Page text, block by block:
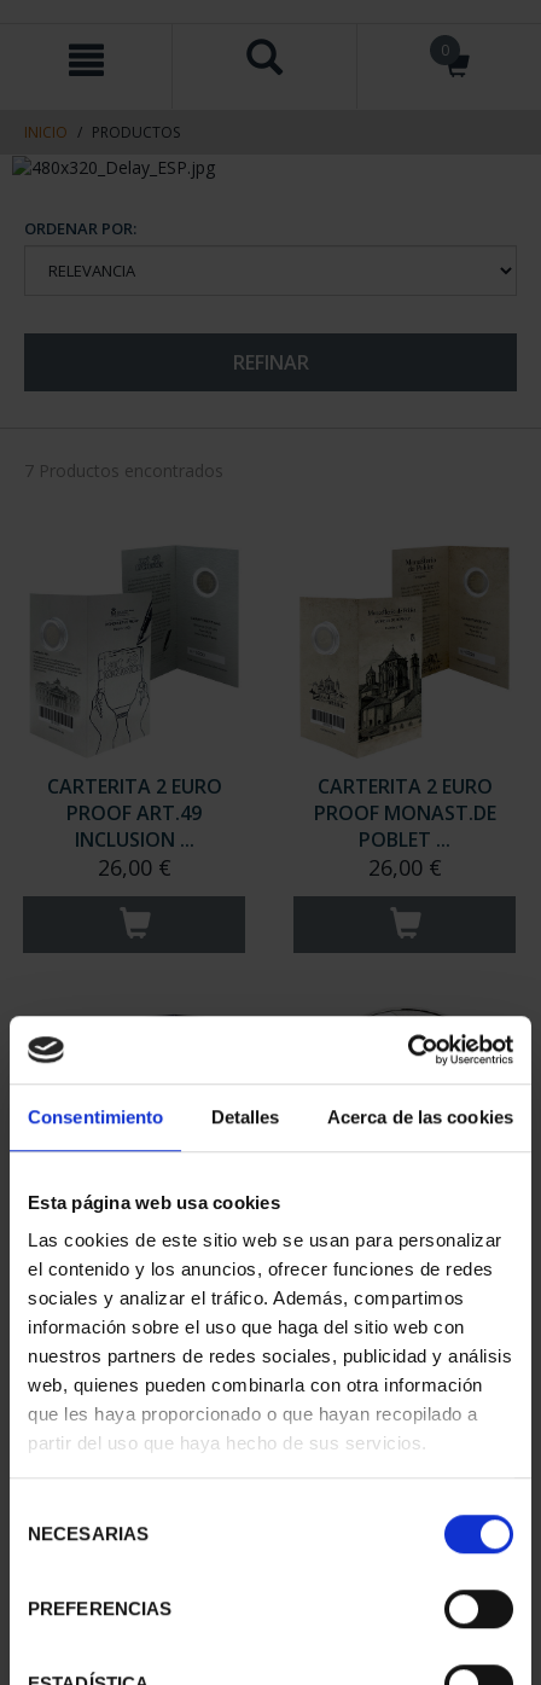
Consentimiento Detalles Acerca de las cookies
Esta página web usa cookies
Las cookies de este sitio web se usan para personalizar
el contenido y los anuncios, ofrecer funciones de redes
sociales y analizar el tráfico. Además, compartimos
información sobre el uso que haga del sitio web con
nuestros partners de redes sociales, publicidad y análisis
web, quienes pueden combinarla con otra información
que les haya proporcionado o que hayan recopilado a
partir del uso que haya hecho de sus servicios.
NECESARIAS
PREFERENCIAS
contenido
navegacin
0
INICIO PRODUCTOS
ORDENAR POR:
REFINAR
7 Productos encontrados
CARTERITA 2 EURO
PROOF ART.49
INCLUSION ...
26,00 €
CARTERITA 2 EURO
PROOF MONAST.DE
POBLET ...
26,00 €
CARTERITA MONEDA 60
EUR 2026
85,00 €
V Cº CONSEJO DE
ESTADO (2026) 8
REALES
140,00 €